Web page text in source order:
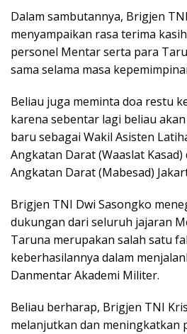
Dalam sambutannya, Brigjen
menyampaikan rasa terima
personel Mentar serta para
sama selama masa
Beliau juga meminta doa restu
karena sebentar lagi beliau
baru sebagai Wakil Asisten
Angkatan Darat (Waaslat
Angkatan Darat (Mabesad)
Brigjen TNI Dwi Sasongko
dukungan dari seluruh jajaran
Taruna merupakan salah satu
keberhasilannya dalam
Danmentar Akademi Militer.
Beliau berharap, Brigjen TNI
melanjutkan dan meningkatkan